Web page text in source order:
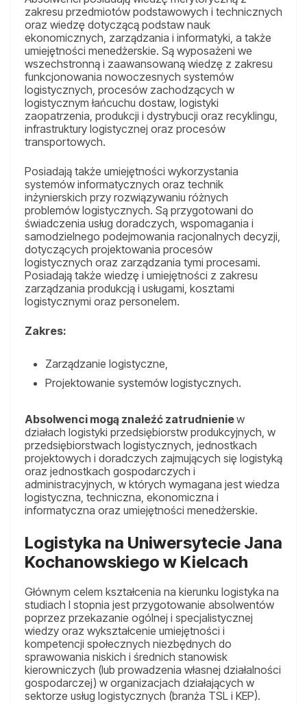
zakresu przedmiotów podstawowych i technicznych
oraz wiedzę dotyczącą podstaw nauk
ekonomicznych, zarządzania i informatyki, a także
umiejętności menedżerskie. Są wyposażeni we
wszechstronną i zaawansowaną wiedzę z zakresu
funkcjonowania nowoczesnych systemów
logistycznych, procesów zachodzących w
logistycznym łańcuchu dostaw, logistyki
zaopatrzenia, produkcji i dystrybucji oraz recyklingu,
infrastruktury logistycznej oraz procesów
transportowych.
Posiadają także umiejętności wykorzystania
systemów informatycznych oraz technik
inżynierskich przy rozwiązywaniu różnych
problemów logistycznych. Są przygotowani do
świadczenia usług doradczych, wspomagania i
samodzielnego podejmowania racjonalnych decyzji,
dotyczących projektowania procesów
logistycznych oraz zarządzania tymi procesami.
Posiadają także wiedzę i umiejętności z zakresu
zarządzania produkcją i usługami, kosztami
logistycznymi oraz personelem.
Zakres:
Zarządzanie logistyczne,
Projektowanie systemów logistycznych.
Absolwenci mogą znaleźć zatrudnieniew
działach logistyki przedsiębiorstw produkcyjnych, w
przedsiębiorstwach logistycznych, jednostkach
projektowych i doradczych zajmujących się logistyką
oraz jednostkach gospodarczych i
administracyjnych, w których wymagana jest wiedza
logistyczna, techniczna, ekonomiczna i
informatyczna oraz umiejętności menedżerskie.
Logistyka na Uniwersytecie Jana
Kochanowskiego w Kielcach
Głównym celem kształcenia na kierunku logistyka na
studiach I stopnia jest przygotowanie absolwentów
poprzez przekazanie ogólnej i specjalistycznej
wiedzy oraz wykształcenie umiejętności i
kompetencji społecznych niezbędnych do
sprawowania niskich i średnich stanowisk
kierowniczych (lub prowadzenia własnej działalności
gospodarczej) w organizacjach działających w
sektorze usług logistycznych (branża TSL i KEP).